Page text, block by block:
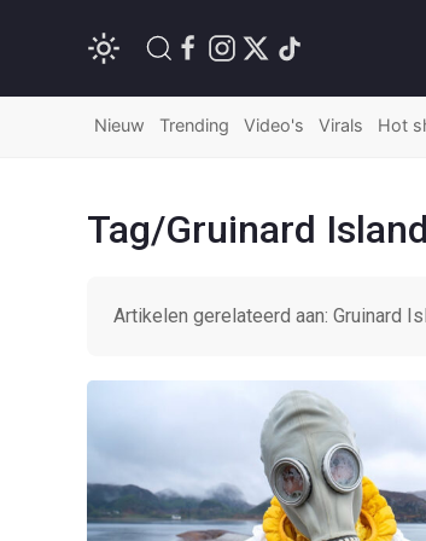
Nieuw Trending Video's Virals Hot
Tag/Gruinard Island
Artikelen gerelateerd aan: Gruinard